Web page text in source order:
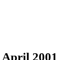
2001